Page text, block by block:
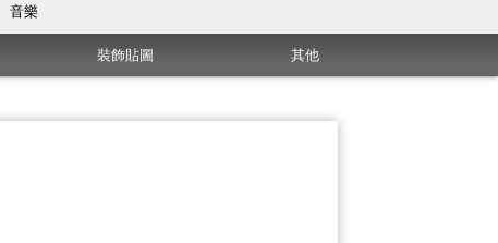
音樂
裝飾貼圖 其他